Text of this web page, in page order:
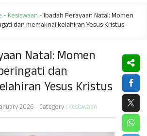
-Kesiswaan-Ibadah Perayaan Natal: Momen
dan memaknai kelahiran Yesus Kristus
Natal: Momen
dan
Yesus Kristus
2026 - Category : Kesiswaan